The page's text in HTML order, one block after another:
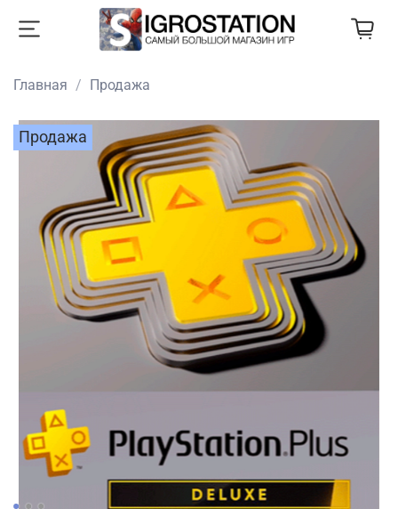
Главная Продажа
Продажа